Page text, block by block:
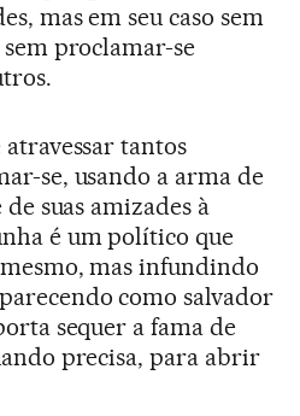
mas em seu caso sem
proclamar-se
tantos
se, usando a arma de
suas amizades à
é um político que
mas infundindo
como salvador
sequer a fama de
precisa, para abrir